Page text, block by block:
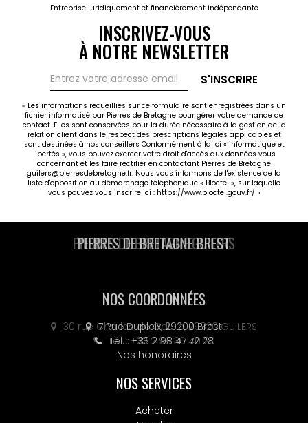
Entreprise juridiquement et financièrement indépendante
INSCRIVEZ-VOUS
À NOTRE NEWSLETTER
S'INSCRIRE
« Les informations recueillies sur ce formulaire sont enregistrées dans un
fichier informatisé par Pierres de Bretagne pour gérer votre demande de
contact. Elles sont conservées pour la durée nécessaire à la gestion de la
relation client dans le respect des prescriptions légales applicables et
sont destinées à nos conseillers Conformément à la loi « informatique et
libertés », vous pouvez exercer votre droit d'accès aux données vous
concernant et les faire rectifier en contactant Pierres de Bretagne
guilers@pierresdebretagne.fr. Nous vous informons de l'existence de la
liste d'opposition au démarchage téléphonique « Bloctel », sur laquelle
vous pouvez vous inscrire ici : https://www.bloctel.gouv.fr/ »
PIERRES DE BRETAGNE GUILERS
NOS COORDONNÉES
30 rue Charles de Gaulle, 29820 GUILERS
Tél. : +33 2 98 36 40 20
Nos honoraires
NOS SERVICES
Acheter